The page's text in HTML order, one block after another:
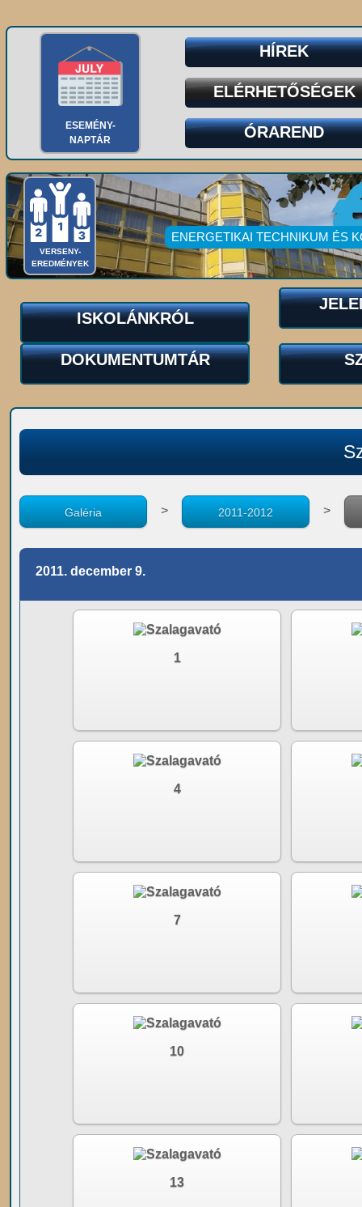
ESEMÉNY-
NAPTÁR
HÍREK
ELÉRHETŐSÉGEK
ÓRAREND
VERSENY-
EREDMÉNYEK
ENERGETIKAI TECHNIKUM ÉS
ISKOLÁNKRÓL
DOKUMENTUMTÁR
Galéria > 2011-2012 >
2011. december 9.
1
4
7
10
13